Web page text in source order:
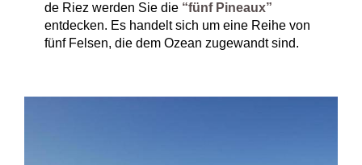
de Riez werden Sie die “fünf Pineaux”
entdecken. Es handelt sich um eine Reihe von
fünf Felsen, die dem Ozean zugewandt sind.